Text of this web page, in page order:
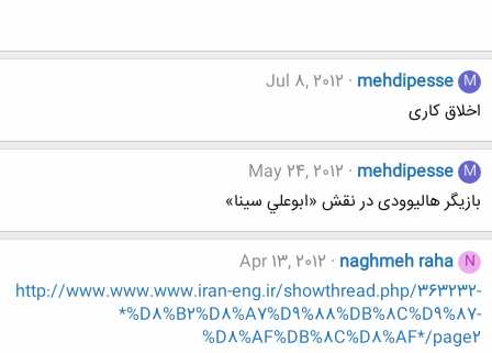
M
mehdipesse
Jul 8, 2012
اخلاق کاری
M
mehdipesse
May 24, 2012
بازیگر هالیوودی در نقش «ابوعلي سينا»
N
naghmeh raha
Apr 13, 2012
http://www.www.www.iran-eng.ir/showthread.php/363232-
*%D8%B2%D8%A7%D9%88%DB%8C%D9%87-
%D8%AF%DB%8C%D8%AF*/page2